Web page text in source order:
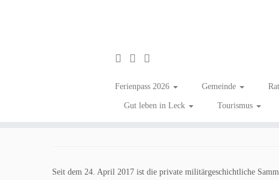
Ferienpass 2026 Gemeinde
Gut leben in Leck Tourismus
Leck hat ein Museum!
Seit dem 24. April 2017 ist die private militärgeschichtliche